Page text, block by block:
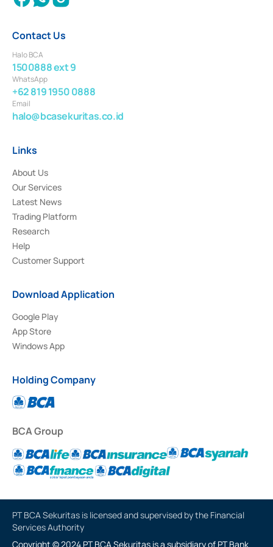
Contact Us
Halo BCA
1500888 ext 9
WhatsApp
+62 819 1950 0888
Email
halo@bcasekuritas.co.id
Links
About Us
Our Services
Latest News
Trading Platform
Research
Help
Customer Support
Download Application
Google Play
App Store
Windows App
Holding Company
BCA Group
PT BCA Sekuritas is licensed and supervised by the Financial
Services Authority
Copyright © 2024 PT BCA Sekuritas is a subsidiary of PT Bank